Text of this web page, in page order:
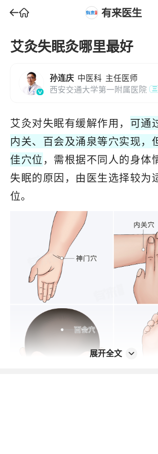
有来医生
艾灸失眠灸哪里最好
孙连庆 中医科 主任医师
西安交通大学第一附属医院
艾灸对失眠有缓解作用， 可通
内关、百会及涌泉等穴实现，
佳穴位，需根据不同人的身体
失眠的原因，由医生选择较为
位。
展开全文